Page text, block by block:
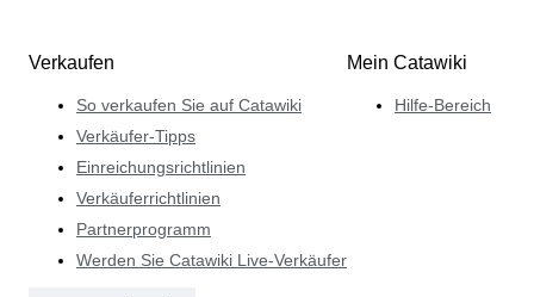
Verkaufen
So verkaufen Sie auf Catawiki
Verkäufer-Tipps
Einreichungsrichtlinien
Verkäuferrichtlinien
Partnerprogramm
Werden Sie Catawiki Live-Verkäufer
Mein Catawiki
Hilfe-Bereich